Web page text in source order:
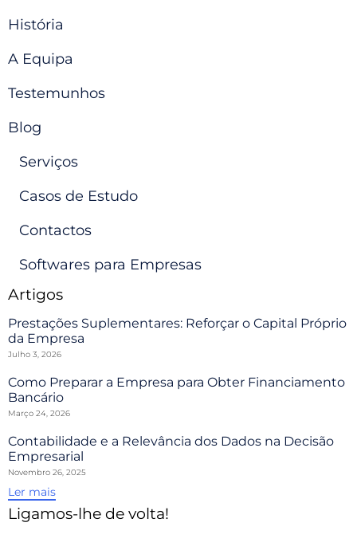
História
A Equipa
Testemunhos
Blog
Serviços
Casos de Estudo
Contactos
Softwares para Empresas
Artigos
Prestações Suplementares: Reforçar o Capital Próprio
da Empresa
Julho 3, 2026
Como Preparar a Empresa para Obter Financiamento
Bancário
Março 24, 2026
Contabilidade e a Relevância dos Dados na Decisão
Empresarial
Novembro 26, 2025
Ler mais
Ligamos-lhe de volta!